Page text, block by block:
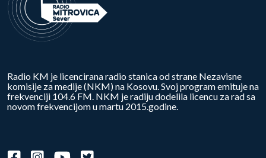
Radio KM je licencirana radio stanica od strane Nezavisne
komisije za medije (NKM) na Kosovu. Svoj program emituje na
frekvenciji 104.6 FM. NKM je radiju dodelila licencu za rad sa
novom frekvencijom u martu 2015.godine.